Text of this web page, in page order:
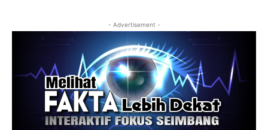
- Advertisement -